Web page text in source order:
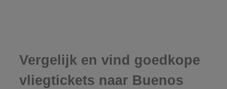
Vergelijk en vind goedkope
vliegtickets naar Buenos